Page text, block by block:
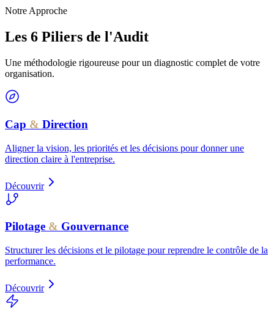
Notre Approche
Les 6 Piliers de l'Audit
Une méthodologie rigoureuse pour un diagnostic complet de votre
organisation.
Cap & Direction
Aligner la vision, les priorités et les décisions pour donner une
direction claire à l'entreprise.
Découvrir
Pilotage & Gouvernance
Structurer les décisions et le pilotage pour reprendre le contrôle de la
performance.
Découvrir